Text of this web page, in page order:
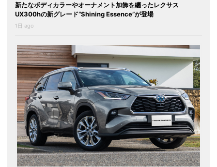
新たなボディカラーやオーナメント加飾を纏ったレクサス
UX300hの新グレード“Shining Essence”が登場
1日 ago